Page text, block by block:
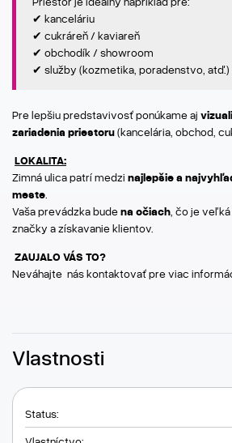
✔ kanceláriu
✔ cukráreň / kaviareň
✔ obchodík / showroom
✔ služby (kozmetika, poradenstvo, atď.)
Pre lepšiu predstavivosť ponúkame aj
zariadenia priestoru(kancelária, obchod,
LOKALITA:
Zimná ulica patrí medzi najlepšie a
meste
Vaša prevádzka budena očiach , čo je
značky a získavanie klientov.
ZAUJALO VÁS TO?
Neváhajte nás kontaktovať pre viac
Vlastnosti
Status: